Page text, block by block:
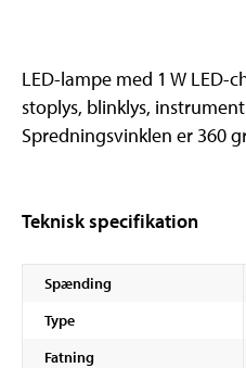
LED-lampe med 1 W LED-
stoplys, blinklys,
Spredningsvinklen er 360
Teknisk specifikation
Spænding
Type
Fatning